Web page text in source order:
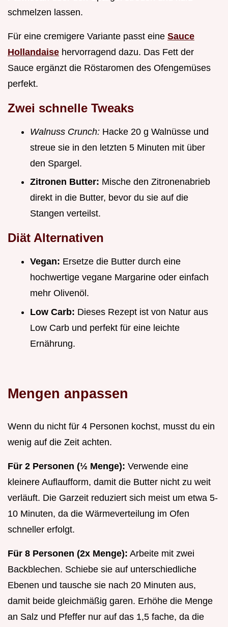
schmelzen lassen.
Für eine cremigere Variante passt eine Sauce
Hollandaise hervorragend dazu. Das Fett der
Sauce ergänzt die Röstaromen des Ofengemüses
perfekt.
Zwei schnelle Tweaks
Walnuss Crunch: Hacke 20 g Walnüsse und
streue sie in den letzten 5 Minuten mit über
den Spargel.
Zitronen Butter: Mische den Zitronenabrieb
direkt in die Butter, bevor du sie auf die
Stangen verteilst.
Diät Alternativen
Vegan: Ersetze die Butter durch eine
hochwertige vegane Margarine oder einfach
mehr Olivenöl.
Low Carb: Dieses Rezept ist von Natur aus
Low Carb und perfekt für eine leichte
Ernährung.
Mengen anpassen
Wenn du nicht für 4 Personen kochst, musst du ein
wenig auf die Zeit achten.
Für 2 Personen (½ Menge): Verwende eine
kleinere Auflaufform, damit die Butter nicht zu weit
verläuft. Die Garzeit reduziert sich meist um etwa 5-
10 Minuten, da die Wärmeverteilung im Ofen
schneller erfolgt.
Für 8 Personen (2x Menge): Arbeite mit zwei
Backblechen. Schiebe sie auf unterschiedliche
Ebenen und tausche sie nach 20 Minuten aus,
damit beide gleichmäßig garen. Erhöhe die Menge
an Salz und Pfeffer nur auf das 1,5 fache, da die